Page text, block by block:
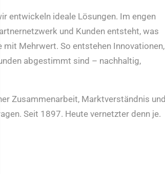
entwickeln ideale Lösungen. Im engen
und Kunden entsteht, was
Mehrwert. So entstehen Innovationen,
abgestimmt sind – nachhaltig,
Zusammenarbeit, Marktverständnis und
Seit 1897. Heute vernetzter denn je.